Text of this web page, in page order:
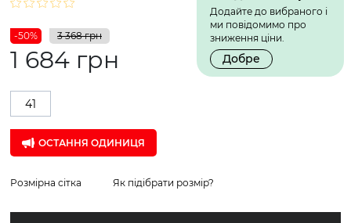
Додайте до вибраного і
ми повідомимо про
зниження ціни.
Добре
-50% 3 368 грн
1 684 грн
41
ОСТАННЯ ОДИНИЦЯ
Розмірна сітка Як підібрати розмір?